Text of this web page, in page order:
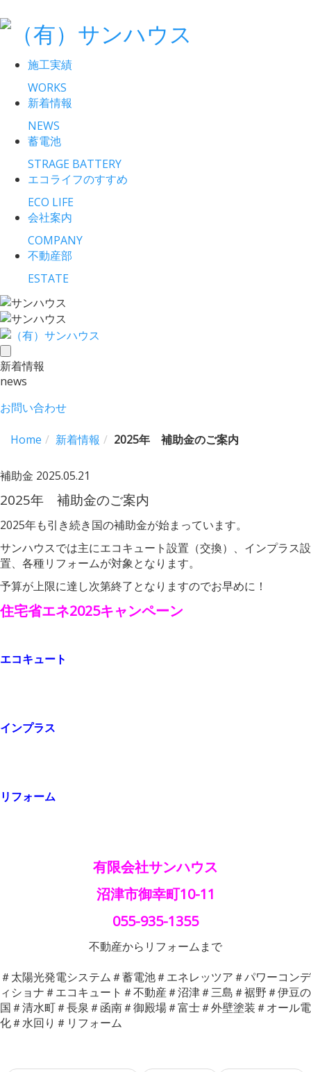
施工実績
WORKS
新着情報
NEWS
蓄電池
STRAGE BATTERY
エコライフのすすめ
ECO LIFE
会社案内
COMPANY
不動産部
ESTATE
toggle
navigation
新着情報
news
お問い合わせ
Home 新着情報 2025年 補助金のご案内
補助金 2025.05.21
2025年 補助金のご案内
2025年も引き続き国の補助金が始まっています。
サンハウスでは主にエコキュート設置（交換）、インプラス設
置、各種リフォームが対象となります。
予算が上限に達し次第終了となりますのでお早めに！
住宅省エネ2025キャンペーン
エコキュート
インプラス
リフォーム
有限会社サンハウス
沼津市御幸町10-11
055-935-1355
不動産からリフォームまで
＃太陽光発電システム＃蓄電池＃エネレッツア＃パワーコンデ
ィショナ＃エコキュート＃不動産＃沼津＃三島＃裾野＃伊豆の
国＃清水町＃長泉＃函南＃御殿場＃富士＃外壁塗装＃オール電
化＃水回り＃リフォーム